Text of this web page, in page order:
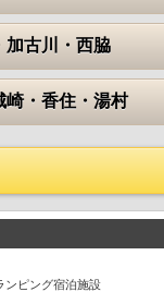
加古川・西脇
崎・香住・湯村
ンピング宿泊施設